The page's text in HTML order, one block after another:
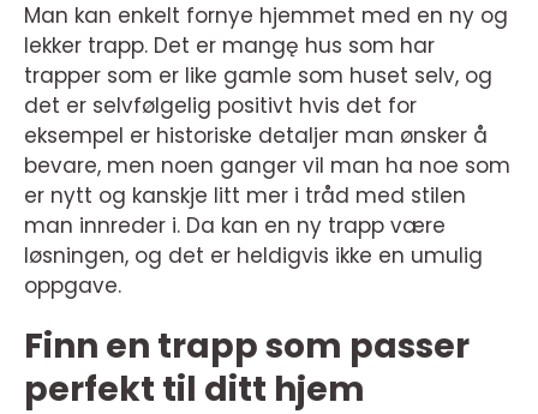
Man kan enkelt fornye hjemmet med en ny og
lekker trapp. Det er mangę hus som har
trapper som er like gamle som huset selv, og
det er selvfølgelig positivt hvis det for
eksempel er historiske detaljer man ønsker å
bevare, men noen ganger vil man ha noe som
er nytt og kanskje litt mer i tråd med stilen
man innreder i. Da kan en ny trapp være
løsningen, og det er heldigvis ikke en umulig
oppgave.
Finn en trapp som passer
perfekt til ditt hjem